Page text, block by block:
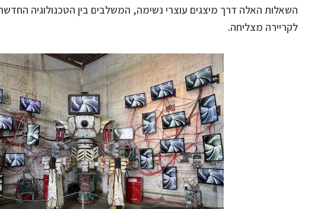
השאלות האלה דרך מיצגים עוצרי נשימה, המשלבים בין הטכנולוגיה
לקריירה מצליחה.